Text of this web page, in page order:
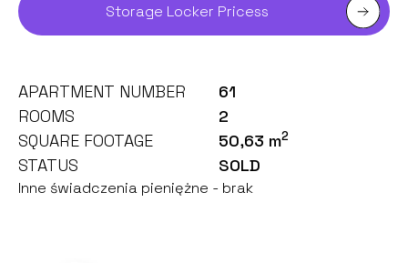
Storage Locker Pricess
APARTMENT NUMBER
61
ROOMS
2
SQUARE FOOTAGE
50,63 m2
STATUS SOLD
Inne świadczenia pieniężne - brak